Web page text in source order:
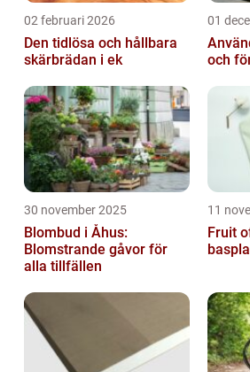
02 februari 2026
Den tidlösa och hållbara
skärbrädan i ek
01
och
30 november 2025
Blombud i Åhus:
Blomstrande gåvor för
alla tillfällen
11
Fruit